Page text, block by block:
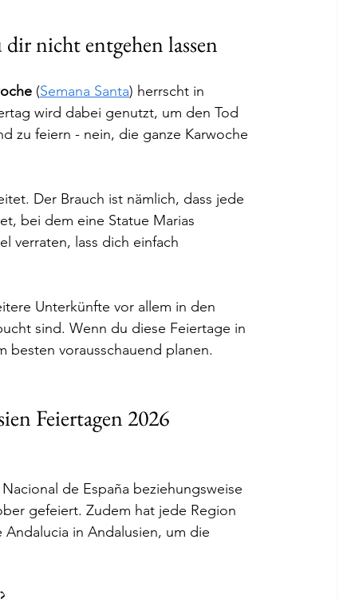
nicht entgehen lassen
(Semana Santa) herrscht in
wird dabei genutzt, um den Tod
zu feiern - nein, die ganze Karwoche
Der Brauch ist nämlich, dass jede
bei dem eine Statue Marias
verraten, lass dich einfach
Unterkünfte vor allem in den
sind. Wenn du diese Feiertage in
besten vorausschauend planen.
Feiertagen 2026
de España beziehungsweise
gefeiert. Zudem hat jede Region
in Andalusien, um die